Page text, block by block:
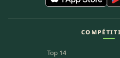
Top 14